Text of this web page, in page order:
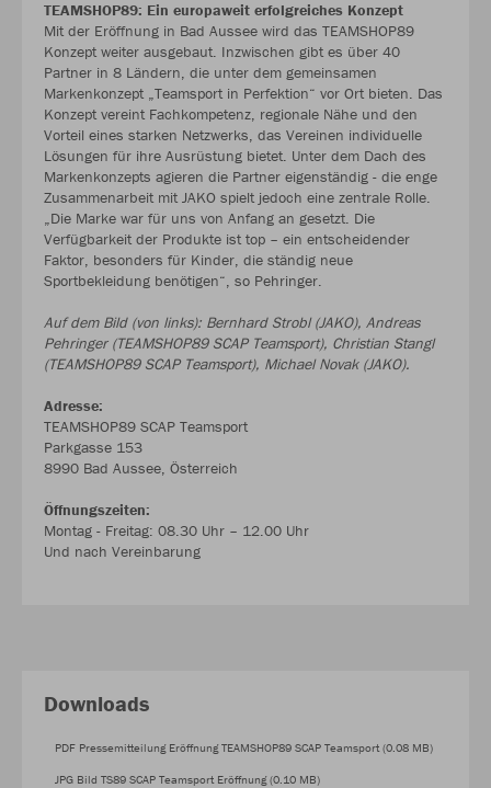
TEAMSHOP89: Ein europaweit erfolgreiches Konzept
Mit der Eröffnung in Bad Aussee wird das TEAMSHOP89
Konzept weiter ausgebaut. Inzwischen gibt es über 40
Partner in 8 Ländern, die unter dem gemeinsamen
Markenkonzept „Teamsport in Perfektion“ vor Ort bieten. Das
Konzept vereint Fachkompetenz, regionale Nähe und den
Vorteil eines starken Netzwerks, das Vereinen individuelle
Lösungen für ihre Ausrüstung bietet. Unter dem Dach des
Markenkonzepts agieren die Partner eigenständig - die enge
Zusammenarbeit mit JAKO spielt jedoch eine zentrale Rolle.
„Die Marke war für uns von Anfang an gesetzt. Die
Verfügbarkeit der Produkte ist top – ein entscheidender
Faktor, besonders für Kinder, die ständig neue
Sportbekleidung benötigen“, so Pehringer.
Auf dem Bild (von links): Bernhard Strobl (JAKO), Andreas
Pehringer (TEAMSHOP89 SCAP Teamsport), Christian Stangl
(TEAMSHOP89 SCAP Teamsport), Michael Novak (JAKO).
Adresse:
TEAMSHOP89 SCAP Teamsport
Parkgasse 153
8990 Bad Aussee, Österreich
Öffnungszeiten:
Montag - Freitag: 08.30 Uhr – 12.00 Uhr
Und nach Vereinbarung
Downloads
PDF Pressemitteilung Eröffnung TEAMSHOP89 SCAP Teamsport (0.08 MB)
JPG Bild TS89 SCAP Teamsport Eröffnung (0.10 MB)